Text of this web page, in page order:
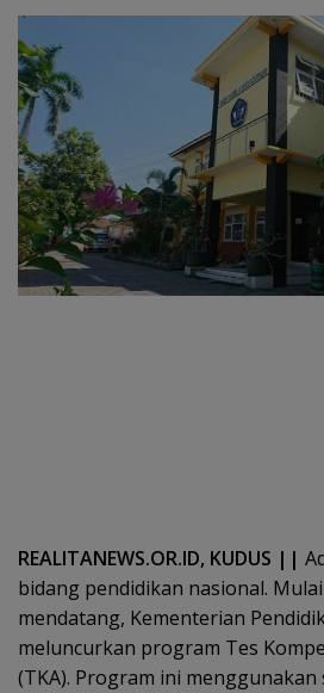
REALITANEWS.OR.ID, KUDUS ||
bidang pendidikan nasional.
mendatang, Kementerian
meluncurkan program Tes
(TKA). Program ini